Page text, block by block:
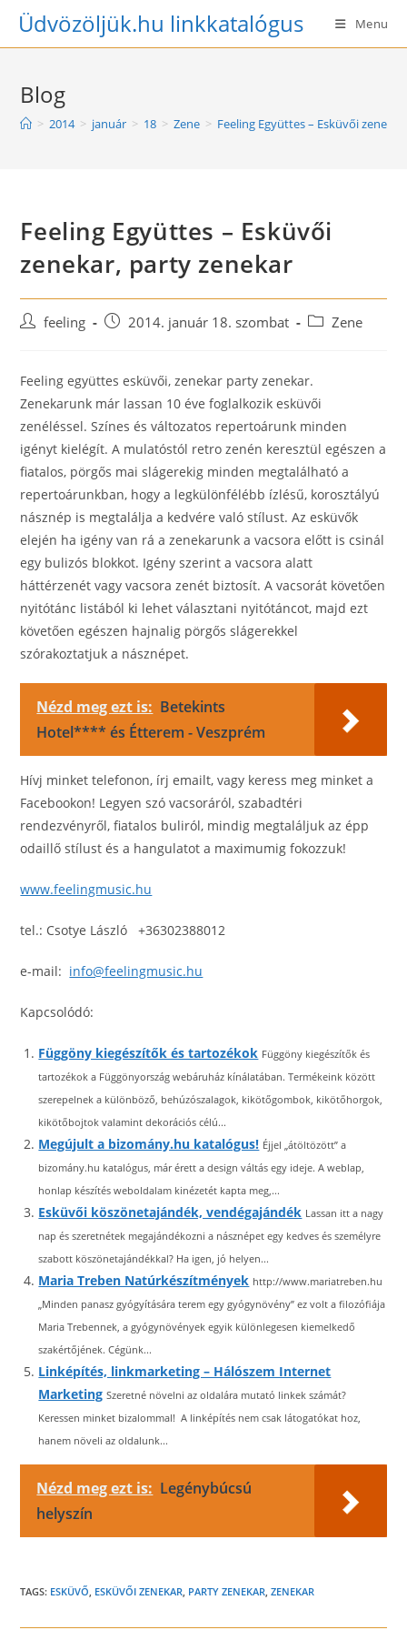
SkipÜdvözöljük.hu linkkatalógus Menu
Blog
> 2014 > január > 18 > Zene > Feeling Együttes – Esküvői
Feeling Együttes – Esküvői
zenekar, party zenekar
Postfeeling
Post2014. január 18. szombat
PostZene
Feeling együttes esküvői, zenekar party zenekar.
Zenekarunk már lassan 10 éve foglalkozik esküvői
zenéléssel. Színes és változatos repertoárunk minden
igényt kielégít. A mulatóstól retro zenén keresztül egészen a
fiatalos, pörgős mai slágerekig minden megtalálható a
repertoárunkban, hogy a legkülönfélébb ízlésű, korosztályú
násznép is megtalálja a kedvére való stílust. Az esküvők
elején ha igény van rá a zenekarunk a vacsora előtt is csinál
egy bulizós blokkot. Igény szerint a vacsora alatt
háttérzenét vagy vacsora zenét biztosít. A vacsorát követően
nyitótánc listából ki lehet választani nyitótáncot, majd ezt
követően egészen hajnalig pörgős slágerekkel
szórakoztatjuk a násznépet.
Nézd meg ezt is: Betekints
Hotel**** és Étterem - Veszprém
Hívj minket telefonon, írj emailt, vagy keress meg minket a
Facebookon! Legyen szó vacsoráról, szabadtéri
rendezvényről, fiatalos buliról, mindig megtaláljuk az épp
odaillő stílust és a hangulatot a maximumig fokozzuk!
www.feelingmusic.hu
tel.: Csotye László +36302388012
e-mail: info@feelingmusic.hu
Kapcsolódó:
Függöny kiegészítők és tartozékok Függöny kiegészítők és
tartozékok a Függönyország webáruház kínálatában. Termékeink között
szerepelnek a különböző, behúzószalagok, kikötőgombok, kikötőhorgok,
kikötőbojtok valamint dekorációs célú...
Megújult a bizomány.hu katalógus! Éjjel „átöltözött” a
bizomány.hu katalógus, már érett a design váltás egy ideje. A weblap,
honlap készítés weboldalam kinézetét kapta meg,...
Esküvői köszönetajándék, vendégajándék Lassan itt a nagy
nap és szeretnétek megajándékozni a násznépet egy kedves és személyre
szabott köszönetajándékkal? Ha igen, jó helyen...
Maria Treben Natúrkészítmények http://www.mariatreben.hu
„Minden panasz gyógyítására terem egy gyógynövény” ez volt a filozófiája
Maria Trebennek, a gyógynövények egyik különlegesen kiemelkedő
szakértőjének. Cégünk...
Linképítés, linkmarketing – Hálószem Internet
Marketing Szeretné növelni az oldalára mutató linkek számát?
Keressen minket bizalommal! A linképítés nem csak látogatókat hoz,
hanem növeli az oldalunk...
Nézd meg ezt is: Legénybúcsú
helyszín
TAGS: ESKÜVŐ, ESKÜVŐI ZENEKAR, PARTY ZENEKAR, ZENEKAR